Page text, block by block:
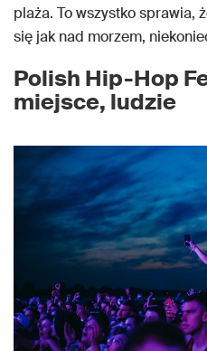
plaża. To wszystko sprawia,
się jak nad morzem,
Polish Hip-Hop
miejsce, ludzie